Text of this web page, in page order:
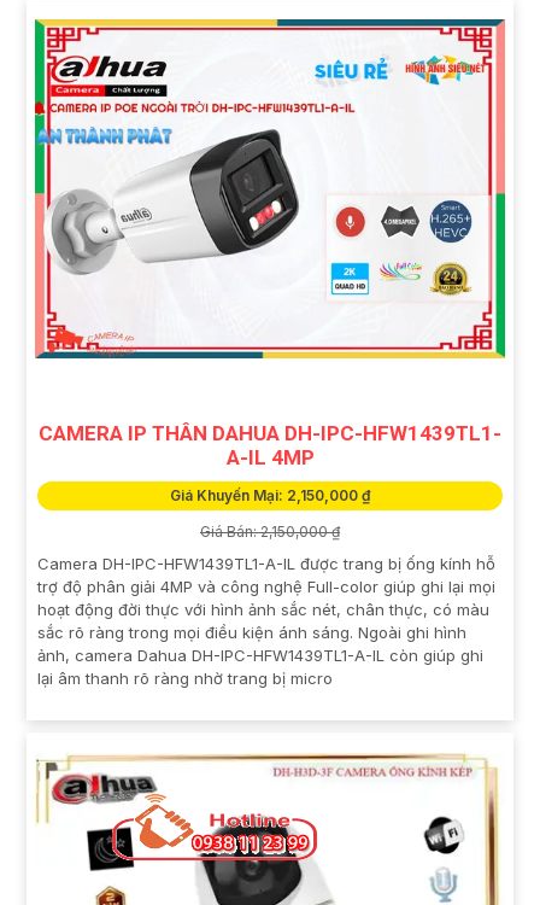
CAMERA IP THÂN DAHUA DH-IPC-HFW1439TL1-
A-IL 4MP
Giá Khuyến Mại: 2,150,000 ₫
Giá Bán: 2,150,000 ₫
Camera DH-IPC-HFW1439TL1-A-IL được trang bị ống kính hỗ
trợ độ phân giải 4MP và công nghệ Full-color giúp ghi lại mọi
hoạt động đời thực với hình ảnh sắc nét, chân thực, có màu
sắc rõ ràng trong mọi điều kiện ánh sáng. Ngoài ghi hình
ảnh, camera Dahua DH-IPC-HFW1439TL1-A-IL còn giúp ghi
lại âm thanh rõ ràng nhờ trang bị micro